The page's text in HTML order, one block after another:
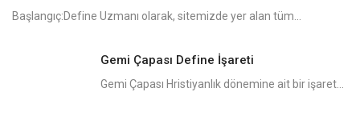
Başlangıç:Define Uzmanı olarak, sitemizde yer alan tüm...
Gemi Çapası Define İşareti
Gemi Çapası Hristiyanlık dönemine ait bir işaret...